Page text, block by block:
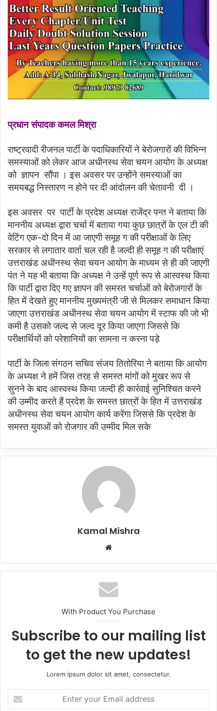
प्रधान संपादक कमल मिश्रा
राष्ट्रवादी रीजनल पार्टी के पदाधिकारियों ने बेरोजगारों की विभिन्न
समस्याओं को लेकर आज अधीनस्थ सेवा चयन आयोग के अध्यक्ष
को ज्ञापन सौंपा । इस अवसर पर उन्होंने समस्याओं का
समयबद्ध निस्तारण न होने पर दी आंदोलन की चेतावनी दी ।
इस अवसर पर पार्टी के प्रदेश अध्यक्ष राजेंद्र पन्त ने बताया कि
माननीय अध्यक्ष द्वारा चर्चा में बताया गया कुछ छात्रों के एल टी की
वेटिंग एक-दो दिन में आ जाएगी समूह ग की परीक्षाओं के लिए
सरकार से लगातार वार्ता चल रही है जल्दी ही समूह ग की परीक्षाएं
उत्तराखंड अधीनस्थ सेवा चयन आयोग के माध्यम से ही की जाएगी
पंत ने यह भी बताया कि अध्यक्ष ने उन्हें पूर्ण रूप से आस्वस्थ किया
कि पार्टी द्वारा दिए गए ज्ञापन की समस्त चर्चाओं को बेरोजगारों के
हित में देखते हुए माननीय मुख्यमंत्री जी से मिलकर समाधान किया
जाएगा उत्तराखंड अधीनस्थ सेवा चयन आयोग में स्टाफ की जो भी
कमी है उसको जल्द से जल्द दूर किया जाएगा जिससे कि
परीक्षार्थियों को परेशानियों का सामना न करना पड़े
पार्टी के जिला संगठन सचिव संजय तितोरिया ने बताया कि आयोग
के अध्यक्ष ने हमें जिस तरह से समस्त मांगों को मुखर रूप से
सुनने के बाद आस्वस्थ किया जल्दी ही कार्रवाई सुनिश्चित करने
की उम्मीद करते हैं प्रदेश के समस्त छात्रों के हित में उत्तराखंड
अधीनस्थ सेवा चयन आयोग कार्य करेंगा जिससे कि प्रदेश के
समस्त युवाओं को रोजगार की उम्मीद मिल सके
Kamal Mishra
Website
With Product You Purchase
Subscribe to our mailing list
to get the new updates!
Lorem ipsum dolor sit amet, consectetur.
your